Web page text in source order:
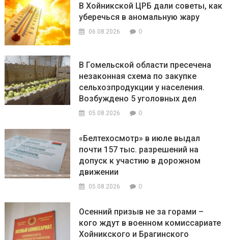
В Хойникской ЦРБ дали советы, как
уберечься в аномальную жару
06.08.2026 0
В Гомельской области пресечена
незаконная схема по закупке
сельхозпродукции у населения.
Возбуждено 5 уголовных дел
05.08.2026 0
«Белтехосмотр» в июле выдал
почти 157 тыс. разрешений на
допуск к участию в дорожном
движении
05.08.2026 0
Осенний призыв не за горами –
кого ждут в военном комиссариате
Хойникского и Брагинского